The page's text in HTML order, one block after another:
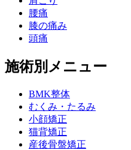
腰痛
膝の痛み
頭痛
施術別メニュー
BMK整体
むくみ・たるみ
小顔矯正
猫背矯正
産後骨盤矯正